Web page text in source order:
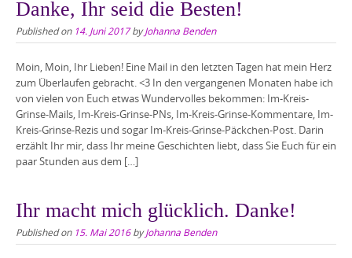
Danke, Ihr seid die Besten!
Published on 14. Juni 2017byJohanna Benden
Moin, Moin, Ihr Lieben! Eine Mail in den letzten Tagen hat mein Herz
zum Überlaufen gebracht. <3 In den vergangenen Monaten habe ich
von vielen von Euch etwas Wundervolles bekommen: Im-Kreis-
Grinse-Mails, Im-Kreis-Grinse-PNs, Im-Kreis-Grinse-Kommentare, Im-
Kreis-Grinse-Rezis und sogar Im-Kreis-Grinse-Päckchen-Post. Darin
erzählt Ihr mir, dass Ihr meine Geschichten liebt, dass Sie Euch für ein
paar Stunden aus dem […]
Ihr macht mich glücklich. Danke!
Published on 15. Mai 2016byJohanna Benden